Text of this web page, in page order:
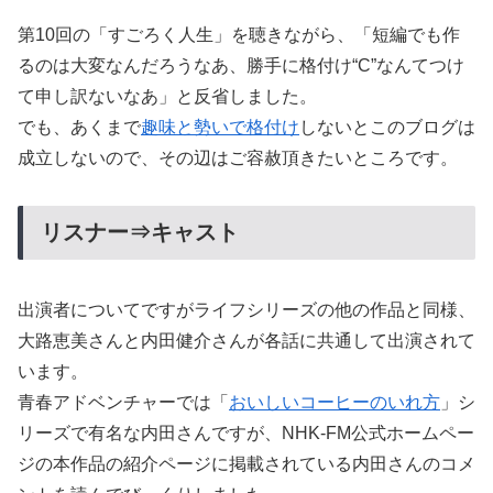
第10回の「すごろく人生」を聴きながら、「短編でも作
るのは大変なんだろうなあ、勝手に格付け“C”なんてつけ
て申し訳ないなあ」と反省しました。
でも、あくまで趣味と勢いで格付け しないとこのブログは
成立しないので、その辺はご容赦頂きたいところです。
リスナー⇒キャスト
出演者についてですがライフシリーズの他の作品と同様、
大路恵美さんと内田健介さんが各話に共通して出演されて
います。
青春アドベンチャーでは「 おいしいコーヒーのいれ方 」シ
リーズで有名な内田さんですが、NHK-FM公式ホームペー
ジの本作品の紹介ページに掲載されている内田さんのコメ